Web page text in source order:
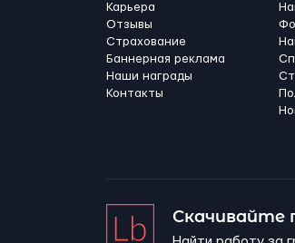
Карьера
Отзывы
Страхование
Баннерная реклама
Наши награды
Контакты
Скачивайте